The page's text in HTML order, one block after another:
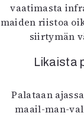
vaatimasta
maiden riistoa
siirtymän
Likaista
Palataan
maail-man-